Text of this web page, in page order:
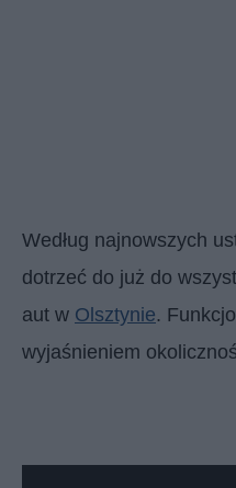
Według najnowszych
dotrzeć do już do
aut w Olsztynie.
wyjaśnieniem